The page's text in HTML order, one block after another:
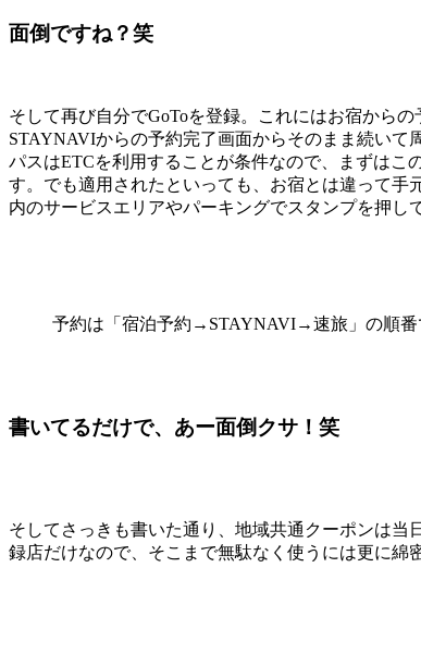
面倒ですね？笑
そして再び自分でGoToを登録。これにはお宿から
STAYNAVIからの予約完了画面からそのまま続い
パスはETCを利用することが条件なので、まずはこ
す。でも適用されたといっても、お宿とは違って
内のサービスエリアやパーキングでスタンプを押し
予約は「宿泊予約→STAYNAVI→速旅」の順番
書いてるだけで、あー面倒クサ！笑
そしてさっきも書いた通り、地域共通クーポンは当
録店だけなので、そこまで無駄なく使うには更に綿